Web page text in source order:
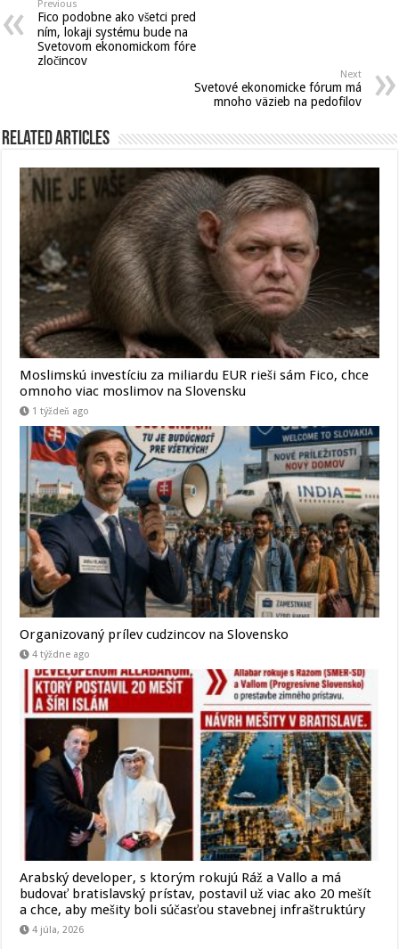
Previous
Fico podobne ako všetci pred
ním, lokaji systému bude na
Svetovom ekonomickom fóre
zločincov
Next
Svetové ekonomicke fórum má
mnoho väzieb na pedofilov
Related Articles
Moslimskú investíciu za miliardu EUR rieši sám Fico, chce
omnoho viac moslimov na Slovensku
1 týždeň ago
Organizovaný prílev cudzincov na Slovensko
4 týždne ago
Arabský developer, s ktorým rokujú Ráž a Vallo a má
budovať bratislavský prístav, postavil už viac ako 20 mešít
a chce, aby mešity boli súčasťou stavebnej infraštruktúry
4 júla, 2026